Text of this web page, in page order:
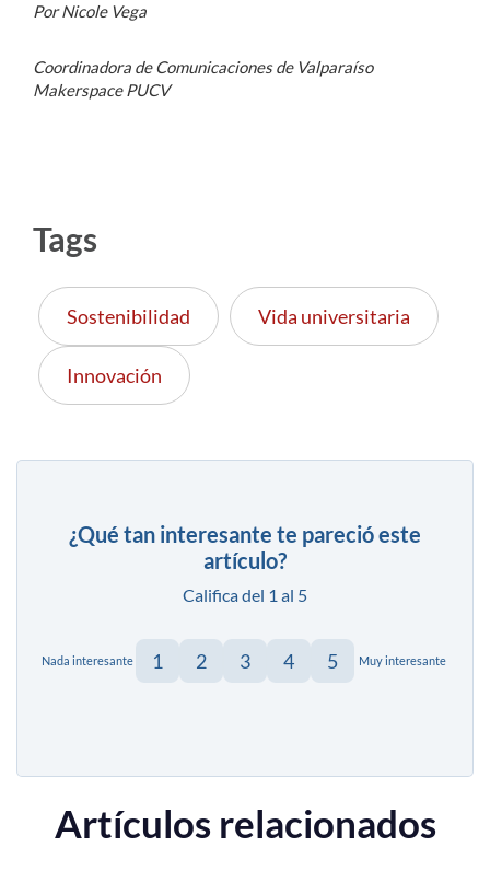
Por Nicole Vega
Coordinadora de Comunicaciones de Valparaíso
Makerspace PUCV
Tags
Sostenibilidad Vida universitaria
Innovación
¿Qué tan interesante te pareció este
artículo?
Califica del 1 al 5
Nada interesante 1 2 3 4 5 Muy interesante
Artículos relacionados